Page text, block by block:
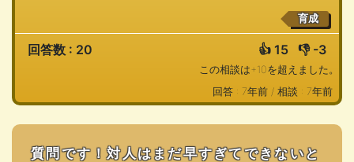
育成
回答数 : 20 👍 15 👎 -3
この相談は+10を超えました。
回答 : 7年前 / 相談 : 7年前
質問です！対人はまだ早すぎてできないと